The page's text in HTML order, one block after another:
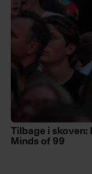
Tilbage i skoven:
Minds of 99